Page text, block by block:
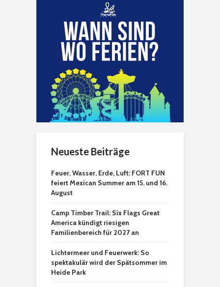
Neueste Beiträge
Feuer, Wasser, Erde, Luft: FORT FUN
feiert Mexican Summer am 15. und 16.
August
Camp Timber Trail: Six Flags Great
America kündigt riesigen
Familienbereich für 2027 an
Lichtermeer und Feuerwerk: So
spektakulär wird der Spätsommer im
Heide Park